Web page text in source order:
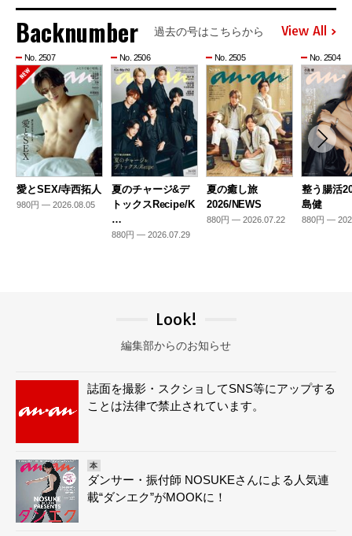
Backnumber 過去の号はこちらから View All
No. 2507
愛とSEX/寺西拓人
980円 — 2026.08.05
No. 2506
夏のチャージ&デ
トックスRecipe/K
…
880円 — 2026.07.29
No. 2505
夏の癒し旅
2026/NEWS
880円 — 2026.07.22
No. 2504
整う腸活
島健
880円 —
Look!
編集部からのお知らせ
誌面を撮影・スクショしてSNS等にアップする
ことは法律で禁止されています。
本
ダンサー・振付師 NOSUKEさんによる人気連
載“ダンエク”がMOOKに！